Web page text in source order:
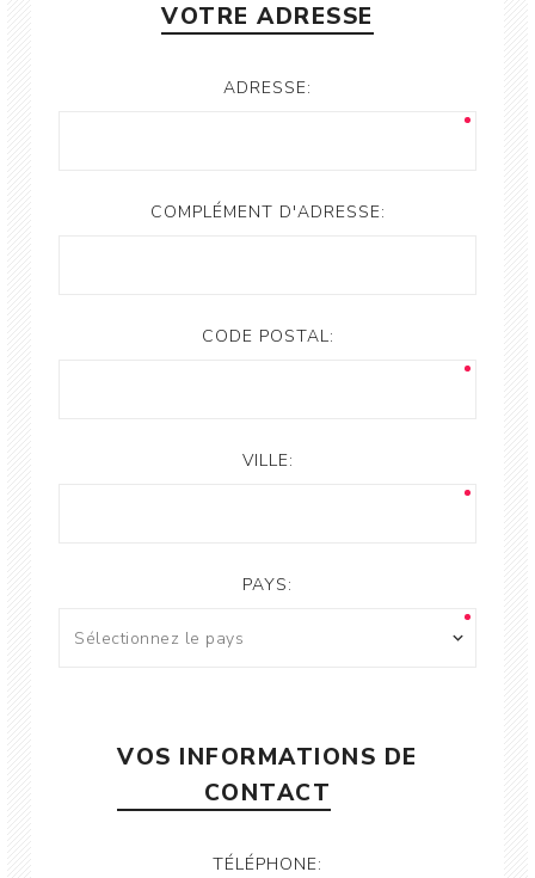
VOTRE ADRESSE
ADRESSE:
COMPLÉMENT D'ADRESSE:
CODE POSTAL:
VILLE:
PAYS:
VOS INFORMATIONS DE
CONTACT
TÉLÉPHONE: